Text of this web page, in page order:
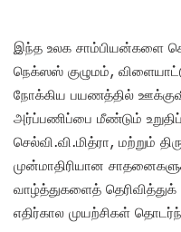
இந்த உலக சாம்பியன்களை
நெக்ஸஸ் குழுமம்,
நோக்கிய பயணத்தில்
அர்ப்பணிப்பை மீண்டும்
செல்வி.வி.மித்ரா, மற்றும்
முன்மாதிரியான
வாழ்த்துகளைத்
எதிர்கால முயற்சிகள்